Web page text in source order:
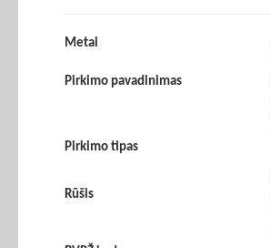
Metai
Pirkimo pavadinimas
Pirkimo tipas
Rūšis